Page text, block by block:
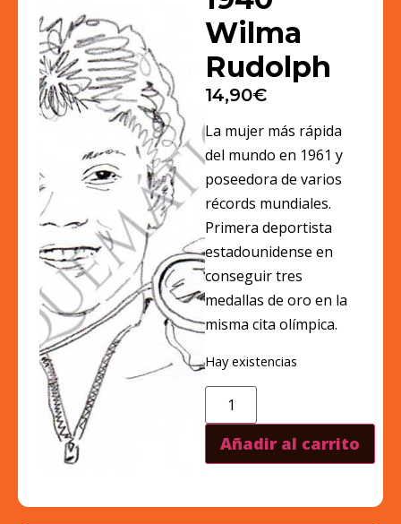
Wilma
Rudolph
14,90€
La mujer más rápida
del mundo en 1961 y
poseedora de varios
récords mundiales.
Primera deportista
estadounidense en
conseguir tres
medallas de oro en la
misma cita olímpica.
Hay existencias
Añadir al carrito